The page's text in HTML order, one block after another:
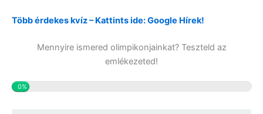
Több érdekes kvíz – Kattints ide: Google Hírek!
Mennyire ismered olimpikonjainkat? Teszteld az
emlékezeted!
0%